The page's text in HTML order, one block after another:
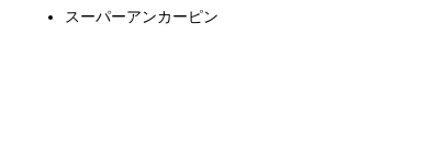
スーパーアンカーピン